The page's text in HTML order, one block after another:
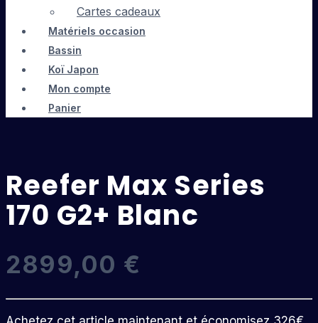
Cartes cadeaux
Matériels occasion
Bassin
Koï Japon
Mon compte
Panier
Reefer Max Series
170 G2+ Blanc
2899,00 €